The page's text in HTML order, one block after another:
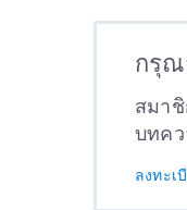
กรุณ
สมา
บทค
ลงทะเ